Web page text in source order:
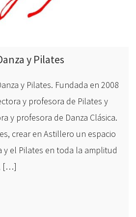
y Pilates
y Pilates. Fundada en 2008
y profesora de Pilates y
y profesora de Danza Clásica.
crear en Astillero un espacio
y el Pilates en toda la amplitud
[…]